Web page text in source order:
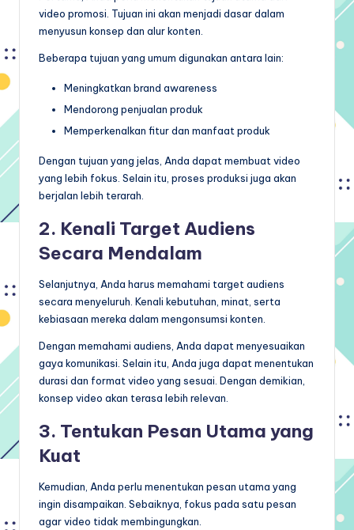
video promosi. Tujuan ini akan menjadi dasar dalam
menyusun konsep dan alur konten.
Beberapa tujuan yang umum digunakan antara lain:
Meningkatkan brand awareness
Mendorong penjualan produk
Memperkenalkan fitur dan manfaat produk
Dengan tujuan yang jelas, Anda dapat membuat video
yang lebih fokus. Selain itu, proses produksi juga akan
berjalan lebih terarah.
2. Kenali Target Audiens
Secara Mendalam
Selanjutnya, Anda harus memahami target audiens
secara menyeluruh. Kenali kebutuhan, minat, serta
kebiasaan mereka dalam mengonsumsi konten.
Dengan memahami audiens, Anda dapat menyesuaikan
gaya komunikasi. Selain itu, Anda juga dapat menentukan
durasi dan format video yang sesuai. Dengan demikian,
konsep video akan terasa lebih relevan.
3. Tentukan Pesan Utama yang
Kuat
Kemudian, Anda perlu menentukan pesan utama yang
ingin disampaikan. Sebaiknya, fokus pada satu pesan
agar video tidak membingungkan.